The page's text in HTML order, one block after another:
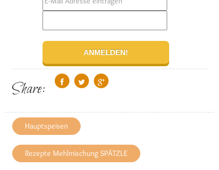
Share:
Hauptspeisen
Rezepte Mehlmischung SPÄTZLE